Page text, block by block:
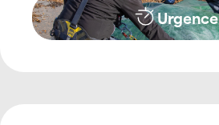
Urgence